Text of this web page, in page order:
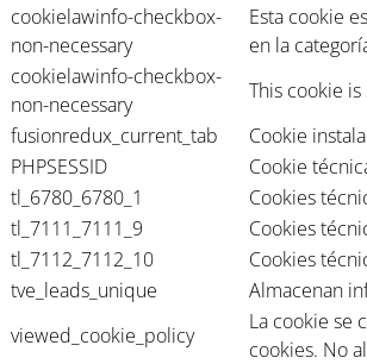
cookielawinfo-checkbox-
non-necessary
Esta cookie
en la
cookielawinfo-checkbox-
non-necessary
This cookie
fusionredux_current_tab
Cookie
PHPSESSID
Cookie
tl_6780_6780_1
Cookies
tl_7111_7111_9
Cookies
tl_7112_7112_10
Cookies
tve_leads_unique
Almacenan
viewed_cookie_policy
La cookie se
cookies. No